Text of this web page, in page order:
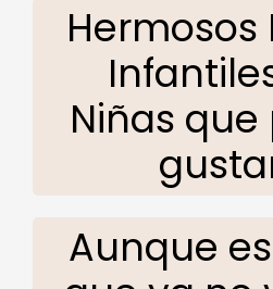
Hermosos
Niñas
Aunque